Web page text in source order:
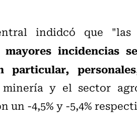
indidcó que "las
mayores incidencias
particular,
y el sector
un -4,5% y -5,4%